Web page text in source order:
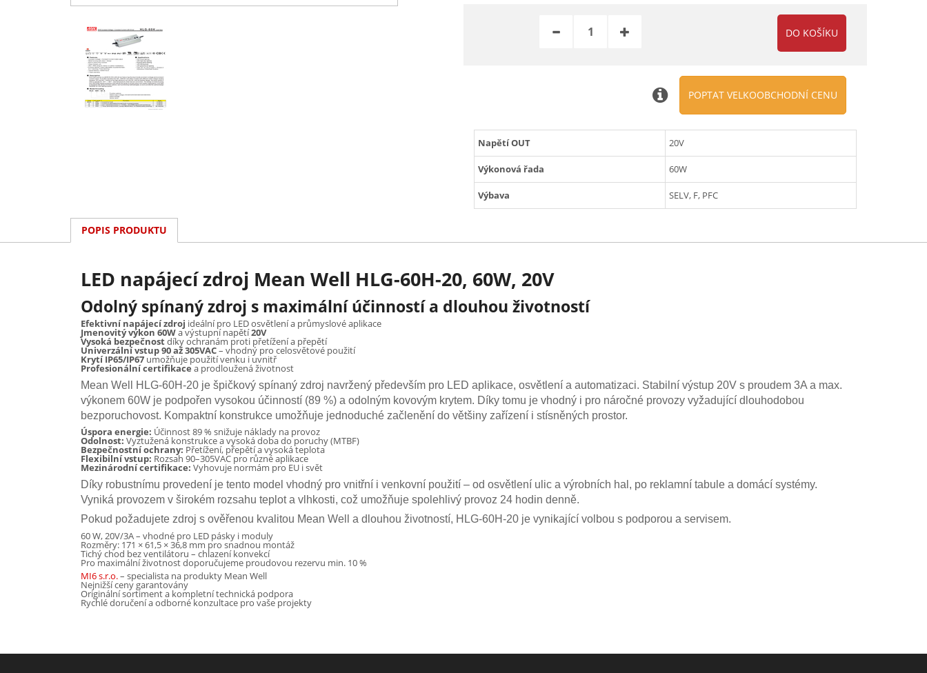
POPTAT VELKOOBCHODNÍ CENU
Napětí OUT 20V
Výkonová řada 60W
Výbava SELV, F, PFC
POPIS PRODUKTU
LED napájecí zdroj Mean Well HLG-60H-20, 60W, 20V
Odolný spínaný zdroj s maximální účinností a dlouhou životností
Efektivní napájecí zdroj ideální pro LED osvětlení a průmyslové aplikace
Jmenovitý výkon 60Wa výstupní napětí20V
Vysoká bezpečnostdíky ochranám proti přetížení a přepětí
Univerzální vstup 90 až 305VAC– vhodný pro celosvětové použití
Krytí IP65/IP67 umožňuje použití venku i uvnitř
Profesionální certifikacea prodloužená životnost
Mean Well HLG-60H-20 je špičkový spínaný zdroj navržený především pro LED aplikace, osvětlení a automatizaci. Stabilní výstup 20V s proudem 3A a max.
výkonem 60W je podpořen vysokou účinností (89 %) a odolným kovovým krytem. Díky tomu je vhodný i pro náročné provozy vyžadující dlouhodobou
bezporuchovost. Kompaktní konstrukce umožňuje jednoduché začlenění do většiny zařízení i stísněných prostor.
Úspora energie: Účinnost 89 % snižuje náklady na provoz
Odolnost: Vyztužená konstrukce a vysoká doba do poruchy (MTBF)
Bezpečnostní ochrany: Přetížení, přepětí a vysoká teplota
Flexibilní vstup: Rozsah 90–305VAC pro různé aplikace
Mezinárodní certifikace: Vyhovuje normám pro EU i svět
Díky robustnímu provedení je tento model vhodný pro vnitřní i venkovní použití – od osvětlení ulic a výrobních hal, po reklamní tabule a domácí systémy.
Vyniká provozem v širokém rozsahu teplot a vlhkosti, což umožňuje spolehlivý provoz 24 hodin denně.
Pokud požadujete zdroj s ověřenou kvalitou Mean Well a dlouhou životností, HLG-60H-20 je vynikající volbou s podporou a servisem.
60 W, 20V/3A – vhodné pro LED pásky i moduly
Rozměry: 171 × 61,5 × 36,8 mm pro snadnou montáž
Tichý chod bez ventilátoru – chlazení konvekcí
Pro maximální životnost doporučujeme proudovou rezervu min. 10 %
MI6 s.r.o.– specialista na produkty Mean Well
Nejnižší ceny garantovány
Originální sortiment a kompletní technická podpora
Rychlé doručení a odborné konzultace pro vaše projekty